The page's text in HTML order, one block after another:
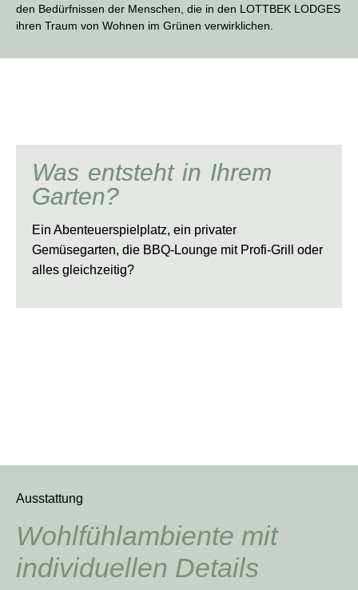
den Bedürfnissen der Menschen, die in den LOTTBEK LODGES
ihren Traum von Wohnen im Grünen verwirklichen.
Was entsteht in Ihrem
Garten?
Ein Abenteuerspielplatz, ein privater
Gemüsegarten, die BBQ-Lounge mit Profi-Grill oder
alles gleichzeitig?
Ausstattung
Wohlfühlambiente mit
individuellen Details